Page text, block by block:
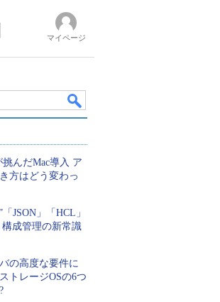
マイページ
んだMac導入 ア
方はどう変わっ
JSON」「HCL」
成管理の新常識
の高度な要件に
トレージOSの6つ